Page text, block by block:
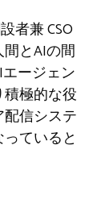
者兼 CSO
とAIの間
ージェン
極的な役
信システ
ていると